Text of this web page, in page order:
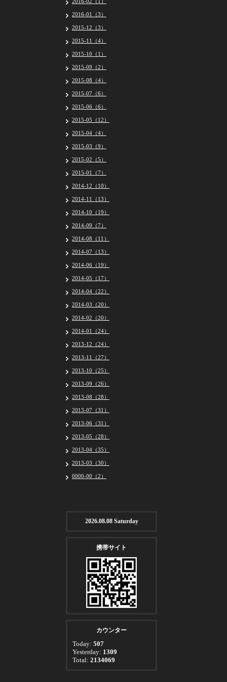
2016-01（3）
2015-12（3）
2015-11（4）
2015-10（1）
2015-09（2）
2015-08（4）
2015-07（6）
2015-06（6）
2015-05（12）
2015-04（4）
2015-03（9）
2015-02（5）
2015-01（7）
2014-12（10）
2014-11（13）
2014-10（19）
2014-09（7）
2014-08（11）
2014-07（13）
2014-06（19）
2014-05（17）
2014-04（22）
2014-03（20）
2014-02（20）
2014-01（24）
2013-12（24）
2013-11（27）
2013-10（25）
2013-09（26）
2013-08（28）
2013-07（31）
2013-06（31）
2013-05（28）
2013-04（35）
2013-03（30）
0000-00（2）
2026.08.08 Saturday
携帯サイト
カウンター
Today: 507
Yesterday: 1309
Total: 2134069